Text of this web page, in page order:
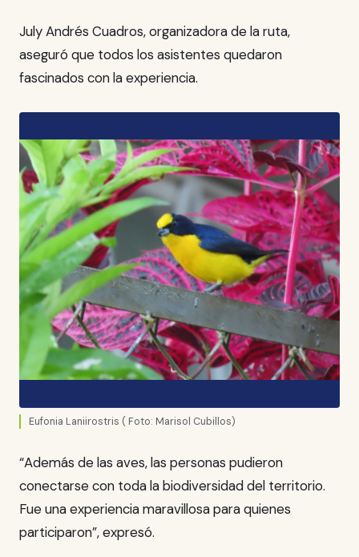
July Andrés Cuadros, organizadora de la ruta,
aseguró que todos los asistentes quedaron
fascinados con la experiencia.
Eufonia Laniirostris ( Foto: Marisol Cubillos)
“Además de las aves, las personas pudieron
conectarse con toda la biodiversidad del territorio.
Fue una experiencia maravillosa para quienes
participaron”, expresó.